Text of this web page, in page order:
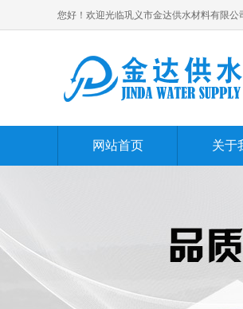
您好！欢迎光临巩义市金达供水材料有限
网站首页 关于